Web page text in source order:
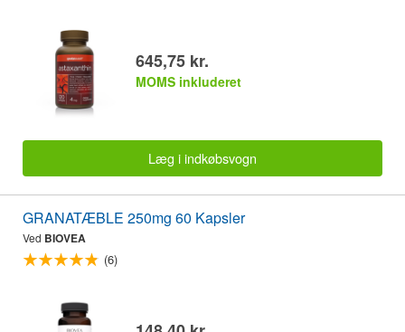
645,75 kr.
MOMS inkluderet
Læg i indkøbsvogn
GRANATÆBLE 250mg 60 Kapsler
Ved BIOVEA
(6)